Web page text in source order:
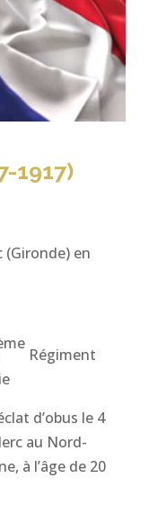
1917)
(Gironde) en
Régiment
d’obus le 4
au Nord-
à l’âge de 20